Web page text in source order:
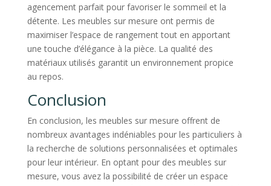
agencement parfait pour favoriser le sommeil et la
détente. Les meubles sur mesure ont permis de
maximiser l’espace de rangement tout en apportant
une touche d’élégance à la pièce. La qualité des
matériaux utilisés garantit un environnement propice
au repos.
Conclusion
En conclusion, les meubles sur mesure offrent de
nombreux avantages indéniables pour les particuliers à
la recherche de solutions personnalisées et optimales
pour leur intérieur. En optant pour des meubles sur
mesure, vous avez la possibilité de créer un espace